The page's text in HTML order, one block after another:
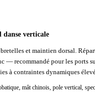
verticale
et maintien dorsal.
— recommandé pour les ports
à contraintes dynamiques
mât chinois, pole vertical,